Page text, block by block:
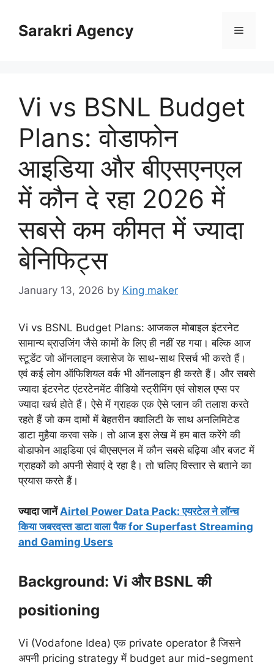
contentSarakri Agency Menu
Vi vs BSNL Budget
Plans: वोडाफोन
आइडिया और बीएसएनएल
में कौन दे रहा 2026 में
सबसे कम कीमत में ज्यादा
बेनिफिट्स
January 13, 2026 by King maker
Vi vs BSNL Budget Plans: आजकल मोबाइल इंटरनेट
सामान्य ब्राउजिंग जैसे कामों के लिए ही नहीं रह गया। बल्कि आज
स्टूडेंट जो ऑनलाइन क्लासेज के साथ-साथ रिसर्च भी करते हैं।
एवं कई लोग ऑफिशियल वर्क भी ऑनलाइन ही करते हैं। और सबसे
ज्यादा इंटरनेट एंटरटेनमेंट वीडियो स्ट्रीमिंग एवं सोशल एप्स पर
ज्यादा खर्च होते हैं। ऐसे में ग्राहक एक ऐसे प्लान की तलाश करते
रहते हैं जो कम दामों में बेहतरीन क्वालिटी के साथ अनलिमिटेड
डाटा मुहैया करवा सके। तो आज इस लेख में हम बात करेंगे की
वोडाफोन आइडिया एवं बीएसएनल में कौन सबसे बढ़िया और बजट में
ग्राहकों को अपनी सेवाएं दे रहा है। तो चलिए विस्तार से बताने का
प्रयास करते हैं।
ज्यादा जानेंAirtel Power Data Pack: एयरटेल ने लॉन्च
किया जबरदस्त डाटा वाला पैक for Superfast Streaming
and Gaming Users
Background: Vi और BSNL की
positioning
Vi (Vodafone Idea) एक private operator है जिसने
अपनी pricing strategy में budget aur mid-segment